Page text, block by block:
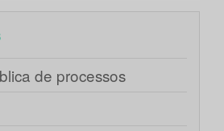
de processos